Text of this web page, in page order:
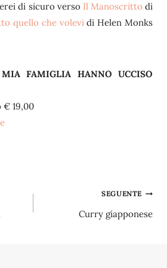
di sicuro verso Il Manoscritto di
quello che volevidi Helen Monks
FAMIGLIA HANNO UCCISO
€ 19,00
SEGUENTE
Curry giapponese